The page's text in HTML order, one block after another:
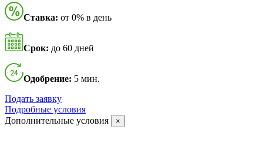
Ставка: от 0% в день
Срок: до 60 дней
Одобрение: 5 мин.
Подать заявку
Подробные условия
Дополнительные условия
×